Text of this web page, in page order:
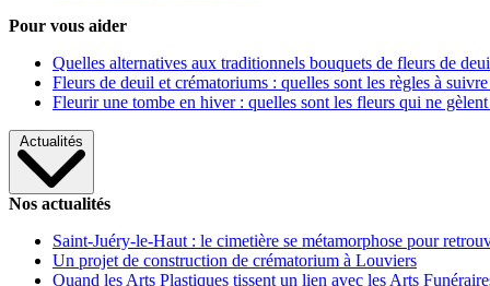
Pour vous aider
Quelles alternatives aux traditionnels bouquets de fleurs de
Fleurs de deuil et crématoriums : quelles sont les règles à
Fleurir une tombe en hiver : quelles sont les fleurs qui ne gèlent
Actualités
Nos actualités
Saint-Juéry-le-Haut : le cimetière se métamorphose pour
Un projet de construction de crématorium à Louviers
Quand les Arts Plastiques tissent un lien avec les Arts